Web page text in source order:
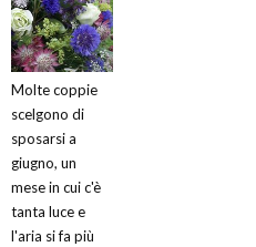
Molte coppie
scelgono di
sposarsi a
giugno, un
mese in cui c'è
tanta luce e
l'aria si fa più